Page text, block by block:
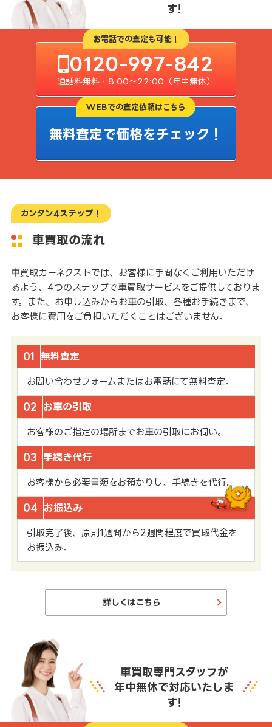
す!
お電話での査定も可能！
0120-997-842
通話料無料・8:00〜22:00（年中無休）
WEBでの査定依頼はこちら
無料査定で価格をチェック！
カンタン4ステップ！
車買取の流れ
車買取カーネクストでは、お客様に手間なくご利用いただけ
るよう、4つのステップで車買取サービスをご提供しておりま
す。また、お申し込みからお車の引取、各種お手続きまで、
お客様に費用をご負担いただくことはございません。
01 無料査定
お問い合わせフォームまたはお電話にて無料査定。
02 お車の引取
お客様のご指定の場所までお車の引取にお伺い。
03 手続き代行
お客様から必要書類をお預かりし、手続きを代行。
04 お振込み
引取完了後、原則1週間から2週間程度で買取代金を
お振込み。
詳しくはこちら
車買取専門スタッフが
年中無休で対応いたしま
す!